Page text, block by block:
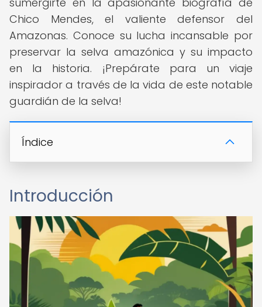
Chico Mendes, el valiente defensor del
Amazonas. Conoce su lucha incansable por
preservar la selva amazónica y su impacto
en la historia. ¡Prepárate para un viaje
inspirador a través de la vida de este notable
guardián de la selva!
Índice
Introducción